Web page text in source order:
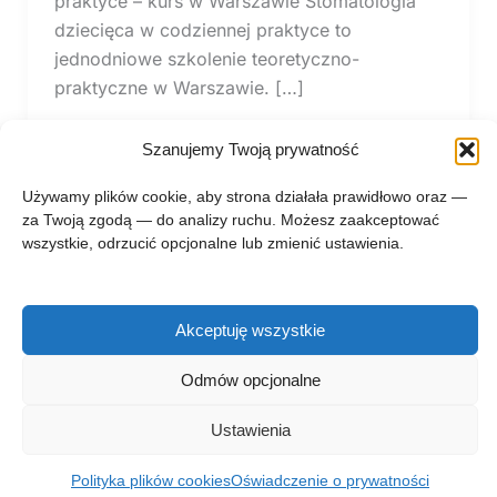
Szanujemy Twoją prywatność
Używamy plików cookie, aby strona działała prawidłowo oraz —
za Twoją zgodą — do analizy ruchu. Możesz zaakceptować
wszystkie, odrzucić opcjonalne lub zmienić ustawienia.
Akceptuję wszystkie
Odmów opcjonalne
Ustawienia
Polityka plików cookiesOświadczenie o prywatności
dziecięca w codziennej praktyce to
jednodniowe szkolenie teoretyczno-
praktyczne w Warszawie. […]
Prawa autorskie © 2026 zgłębnik.pl
Regulamin zglebnik.pl
Polityka plików cookies (EU)